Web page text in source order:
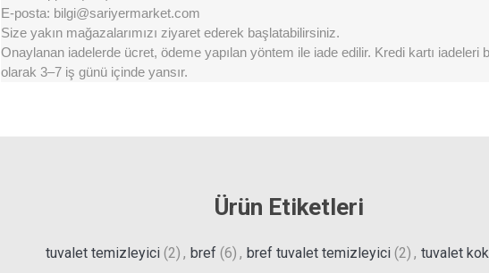
E-posta: bilgi@sariyermarket.com
Size yakın mağazalarımızı ziyaret ederek başlatabilirsiniz.
Onaylanan iadelerde ücret, ödeme yapılan yöntem ile iade edilir. Kredi kartı iadeleri
olarak 3–7 iş günü içinde yansır.
Ürün Etiketleri
tuvalet temizleyici (2) , bref (6) , bref tuvalet temizleyici (2) , tuvalet